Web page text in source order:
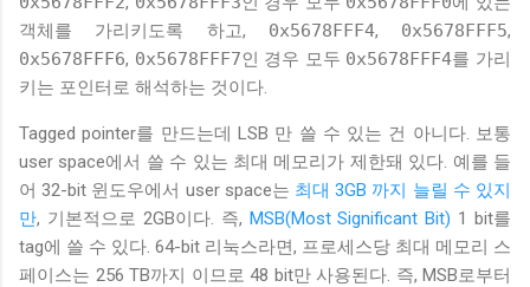
객체를 가리키도록 하고, 0x5678FFF4, 0x5678FFF5,
0x5678FFF6, 0x5678FFF7인 경우 모두 0x5678FFF4를 가리
키는 포인터로 해석하는 것이다.
Tagged pointer를 만드는데 LSB 만 쓸 수 있는 건 아니다. 보통
user space에서 쓸 수 있는 최대 메모리가 제한돼 있다. 예를 들
어 32-bit 윈도우에서 user space는 최대 3GB 까지 늘릴 수 있지
만, 기본적으로 2GB이다. 즉, MSB(Most Significant Bit) 1 bit를
tag에 쓸 수 있다. 64-bit 리눅스라면, 프로세스당 최대 메모리 스
페이스는 256 TB까지 이므로 48 bit만 사용된다. 즉, MSB로부터